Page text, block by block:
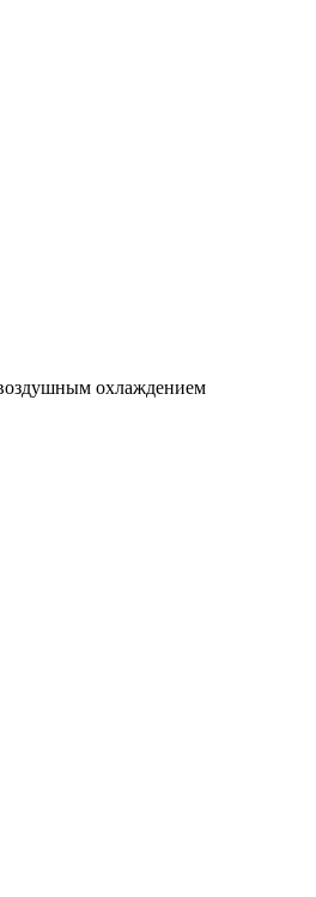
охлаждением